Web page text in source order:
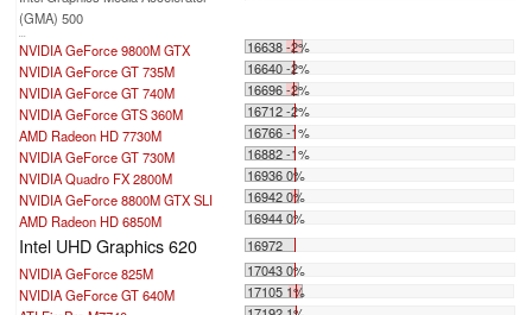
(GMA) 500
...
NVIDIA GeForce 9800M GTX
16638 -2%
NVIDIA GeForce GT 735M
16640 -2%
NVIDIA GeForce GT 740M
16696 -2%
NVIDIA GeForce GTS 360M
16712 -2%
AMD Radeon HD 7730M
16766 -1%
NVIDIA GeForce GT 730M
16882 -1%
NVIDIA Quadro FX 2800M
16936 0%
NVIDIA GeForce 8800M GTX SLI
16942 0%
AMD Radeon HD 6850M
16944 0%
Intel UHD Graphics 620
16972
NVIDIA GeForce 825M
17043 0%
NVIDIA GeForce GT 640M
17105 1%